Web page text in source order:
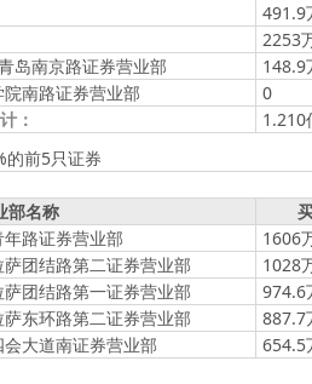
491.9
2253
岛南京路证券营业部
148.9
南路证券营业部
0
：
1.210
前5只证券
部名称
路证券营业部
1606
团结路第二证券营业部
1028
团结路第一证券营业部
974.6
东环路第二证券营业部
887.7
大道南证券营业部
654.5